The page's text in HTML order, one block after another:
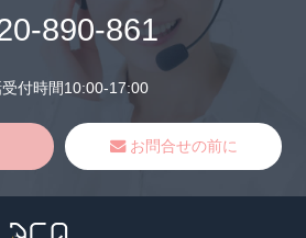
890-861
受付時間10:00-17:00
お問合せの前に